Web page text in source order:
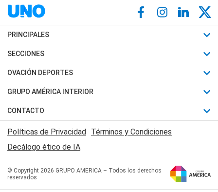
PRINCIPALES
Últimas Noticias
Política
Judiciales
Economia
SECCIONES
Horóscopo
Motores
Trucos caseros
Series y Películas
Edictos y Solicitadas
OVACIÓN DEPORTES
Fútbol
Mundial
Automovilismo
Rugby
Básquet
GRUPO AMÉRICA INTERIOR
Canal 7 en Vivo
San Juan 8
CONTACTO
Acerca de Nosotros
Contactanos
Políticas de Privacidad Términos y Condiciones
Decálogo ético de IA
© Copyright 2026 GRUPO AMERICA – Todos los derechos
reservados